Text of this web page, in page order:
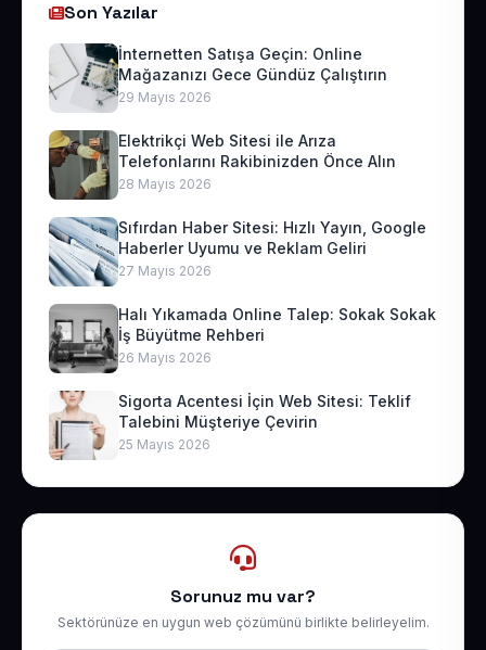
Son Yazılar
İnternetten Satışa Geçin: Online
Mağazanızı Gece Gündüz Çalıştırın
29 Mayıs 2026
Elektrikçi Web Sitesi ile Arıza
Telefonlarını Rakibinizden Önce Alın
28 Mayıs 2026
Sıfırdan Haber Sitesi: Hızlı Yayın, Google
Haberler Uyumu ve Reklam Geliri
27 Mayıs 2026
Halı Yıkamada Online Talep: Sokak Sokak
İş Büyütme Rehberi
26 Mayıs 2026
Sigorta Acentesi İçin Web Sitesi: Teklif
Talebini Müşteriye Çevirin
25 Mayıs 2026
Sorunuz mu var?
Sektörünüze en uygun web çözümünü birlikte belirleyelim.